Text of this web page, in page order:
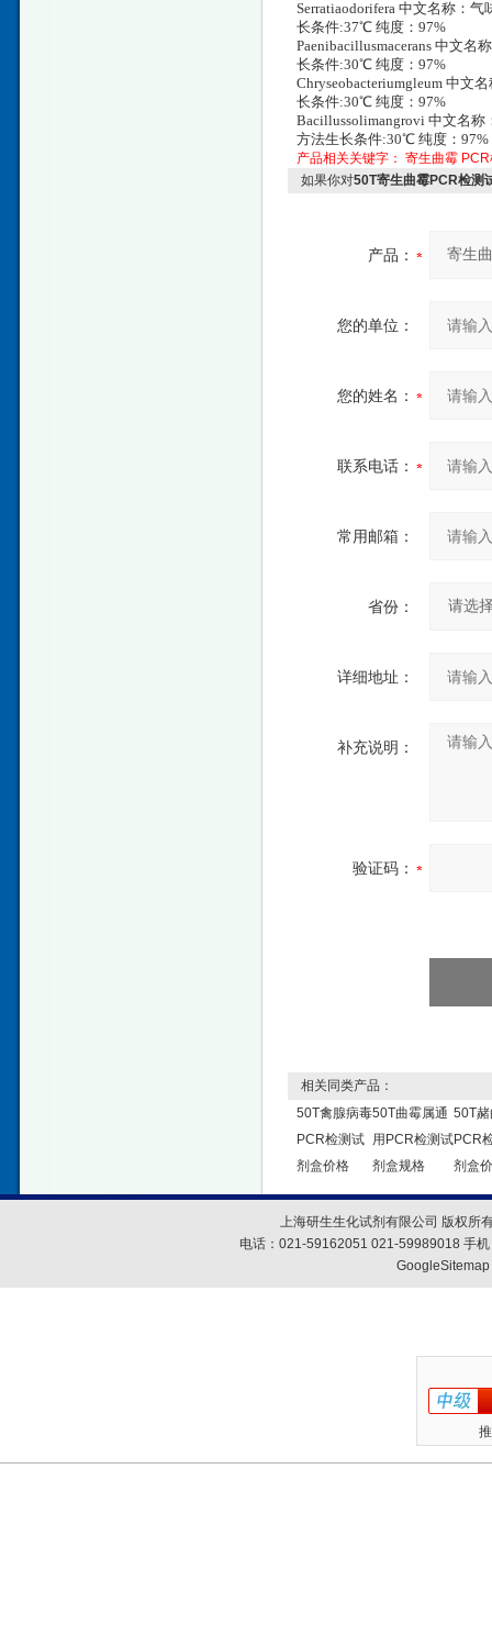
Serratiaodorifera 中文名称：
长条件:37℃ 纯度：97%
Paenibacillusmacerans 中文名
长条件:30℃ 纯度：97%
Chryseobacteriumgleum 中文
长条件:30℃ 纯度：97%
Bacillussolimangrovi 中文名
方法生长条件:30℃ 纯度：97%
产品相关关键字： 寄生曲霉
如果你对50T寄生曲霉PCR检测
产品：
您的单位：
您的姓名：
联系电话：
常用邮箱：
省份：
详细地址：
补充说明：
验证码：
相关同类产品：
50T禽腺病毒
PCR检测试
剂盒价格
50T曲霉属通
用PCR检测试
剂盒规格
50T赭
PCR
剂盒
上海研生生化试剂有限公司 版权所
电话：021-59162051 021-59989018 手
GoogleSitemap